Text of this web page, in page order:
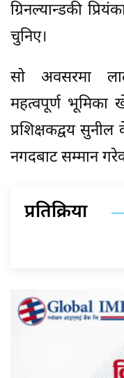
ग्रिनल्यान्डकी
चुनिए।
सो अवसरमा
महत्वपूर्ण
प्रशिक्षकद्वय
नगदबाट सम्मान
प्रतिक्रिया